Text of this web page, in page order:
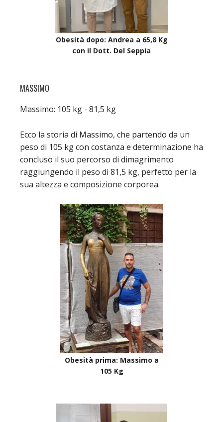
Obesità dopo: Andrea a 65,8 Kg
con il Dott. Del Seppia
MASSIMO
Massimo: 105 kg - 81,5 kg
Ecco la storia di Massimo, che partendo da un
peso di 105 kg con costanza e determinazione ha
concluso il suo percorso di dimagrimento
raggiungendo il peso di 81,5 kg, perfetto per la
sua altezza e composizione corporea.
Obesità prima: Massimo a
105 Kg